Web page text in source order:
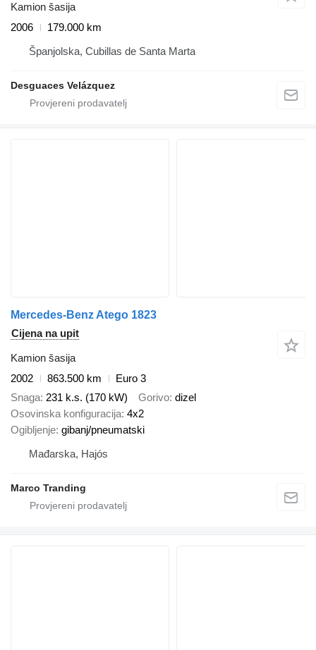
Kamion šasija
2006
179.000 km
Španjolska, Cubillas de Santa Marta
Desguaces Velázquez
Mercedes-Benz Atego 1823
Cijena na upit
Kamion šasija
2002
863.500 km
Euro 3
Snaga 231 k.s. (170 kW) Gorivo dizel
Osovinska konfiguracija 4x2
Ogibljenje gibanj/pneumatski
Mađarska, Hajós
Marco Tranding